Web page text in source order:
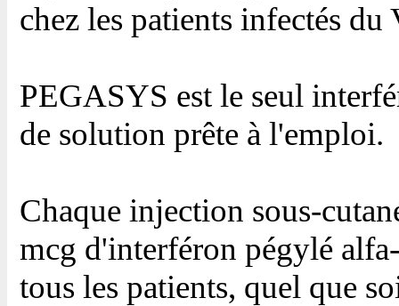
chez les patients infectés
PEGASYS est le seul
de solution prête à l'emploi.
Chaque injection sous-
mcg d'interféron pégylé
tous les patients, quel que